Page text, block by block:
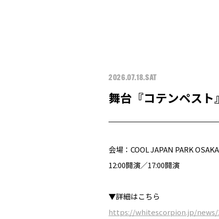
2026.07.18.SAT
舞台『コテンペスト』
会場：COOL JAPAN PARK
12:00開演／17:00開演
▼詳細はこちら
https://whitescorpion.jp/news/